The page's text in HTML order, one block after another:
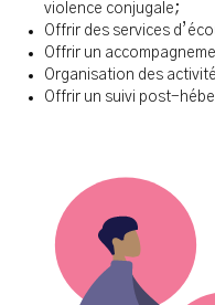
violence conjugale;
Offrir des services
Offrir un
Organisation des
Offrir un suivi post-